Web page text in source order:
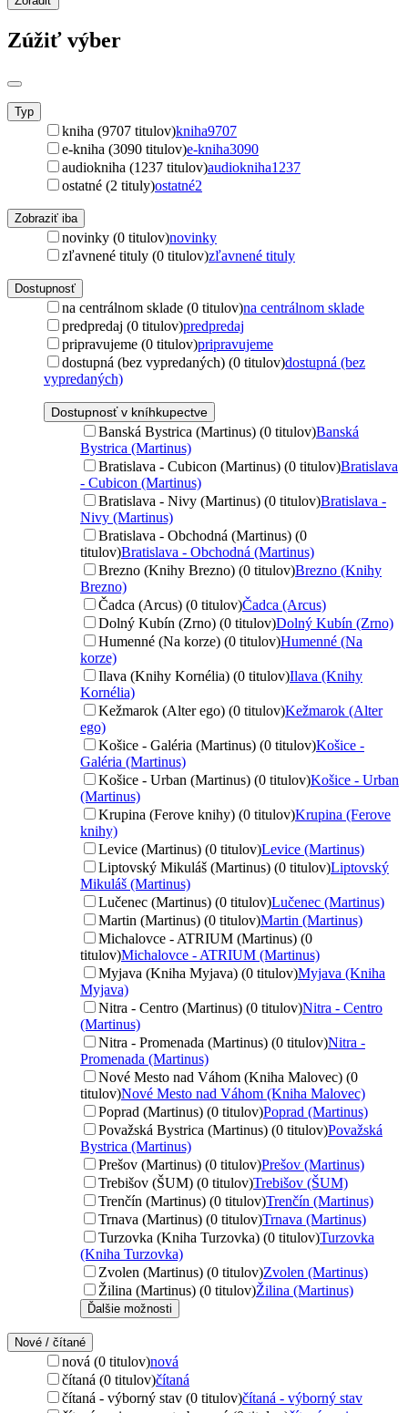
Zúžiť výber
Typ
kniha (9707 titulov)kniha9707
e-kniha (3090 titulov)e-kniha3090
audiokniha (1237 titulov)audiokniha1237
ostatné (2 tituly)ostatné2
Zobraziť iba
novinky (0 titulov)novinky
zľavnené tituly (0 titulov)zľavnené tituly
Dostupnosť
na centrálnom sklade (0 titulov)na centrálnom sklade
predpredaj (0 titulov)predpredaj
pripravujeme (0 titulov)pripravujeme
dostupná (bez vypredaných) (0 titulov)dostupná (bez
vypredaných)
Dostupnosť v kníhkupectve
Banská Bystrica (Martinus) (0 titulov)Banská
Bystrica (Martinus)
Bratislava - Cubicon (Martinus) (0 titulov)Bratislava
- Cubicon (Martinus)
Bratislava - Nivy (Martinus) (0 titulov)Bratislava -
Nivy (Martinus)
Bratislava - Obchodná (Martinus) (0
titulov)Bratislava - Obchodná (Martinus)
Brezno (Knihy Brezno) (0 titulov)Brezno (Knihy
Brezno)
Čadca (Arcus) (0 titulov)Čadca (Arcus)
Dolný Kubín (Zrno) (0 titulov)Dolný Kubín (Zrno)
Humenné (Na korze) (0 titulov)Humenné (Na
korze)
Ilava (Knihy Kornélia) (0 titulov)Ilava (Knihy
Kornélia)
Kežmarok (Alter ego) (0 titulov)Kežmarok (Alter
ego)
Košice - Galéria (Martinus) (0 titulov)Košice -
Galéria (Martinus)
Košice - Urban (Martinus) (0 titulov)Košice - Urban
(Martinus)
Krupina (Ferove knihy) (0 titulov)Krupina (Ferove
knihy)
Levice (Martinus) (0 titulov)Levice (Martinus)
Liptovský Mikuláš (Martinus) (0 titulov)Liptovský
Mikuláš (Martinus)
Lučenec (Martinus) (0 titulov)Lučenec (Martinus)
Martin (Martinus) (0 titulov)Martin (Martinus)
Michalovce - ATRIUM (Martinus) (0
titulov)Michalovce - ATRIUM (Martinus)
Myjava (Kniha Myjava) (0 titulov)Myjava (Kniha
Myjava)
Nitra - Centro (Martinus) (0 titulov)Nitra - Centro
(Martinus)
Nitra - Promenada (Martinus) (0 titulov)Nitra -
Promenada (Martinus)
Nové Mesto nad Váhom (Kniha Malovec) (0
titulov)Nové Mesto nad Váhom (Kniha Malovec)
Poprad (Martinus) (0 titulov)Poprad (Martinus)
Považská Bystrica (Martinus) (0 titulov)Považská
Bystrica (Martinus)
Prešov (Martinus) (0 titulov)Prešov (Martinus)
Trebišov (ŠUM) (0 titulov)Trebišov (ŠUM)
Trenčín (Martinus) (0 titulov)Trenčín (Martinus)
Trnava (Martinus) (0 titulov)Trnava (Martinus)
Turzovka (Kniha Turzovka) (0 titulov)Turzovka
(Kniha Turzovka)
Zvolen (Martinus) (0 titulov)Zvolen (Martinus)
Žilina (Martinus) (0 titulov)Žilina (Martinus)
Ďalšie možnosti
Nové / čítané
nová (0 titulov)nová
čítaná (0 titulov)čítaná
čítaná - výborný stav (0 titulov)čítaná - výborný stav